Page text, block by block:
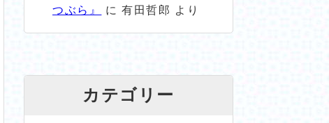
つぶら』
に有田哲郎 より
カテゴリー